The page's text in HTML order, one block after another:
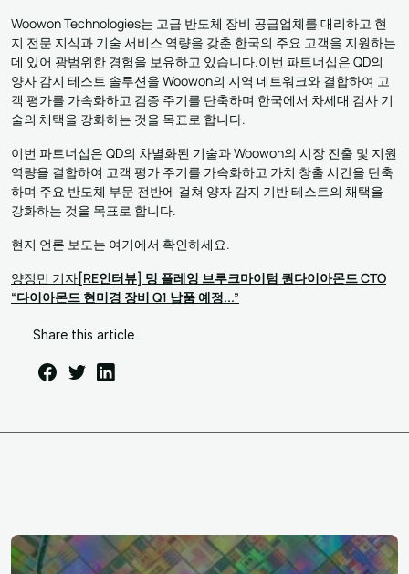
Woowon Technologies는 고급 반도체 장비 공급업체를 대리하고 현
지 전문 지식과 기술 서비스 역량을 갖춘 한국의 주요 고객을 지원하는
데 있어 광범위한 경험을 보유하고 있습니다.이번 파트너십은 QD의
양자 감지 테스트 솔루션을 Woowon의 지역 네트워크와 결합하여 고
객 평가를 가속화하고 검증 주기를 단축하며 한국에서 차세대 검사 기
술의 채택을 강화하는 것을 목표로 합니다.
이번 파트너십은 QD의 차별화된 기술과 Woowon의 시장 진출 및 지원
역량을 결합하여 고객 평가 주기를 가속화하고 가치 창출 시간을 단축
하며 주요 반도체 부문 전반에 걸쳐 양자 감지 기반 테스트의 채택을
강화하는 것을 목표로 합니다.
현지 언론 보도는 여기에서 확인하세요.
양정민 기자[RE인터뷰] 밍 플레잉 브루크마이텀 퀀다이아몬드 CTO
“다이아몬드 현미경 장비 Q1 납품 예정...”
Share this article